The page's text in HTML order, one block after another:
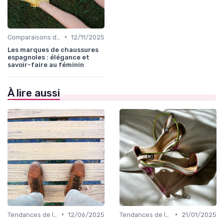
• 12/11/2025
Les marques de chaussures
espagnoles : élégance et
savoir-faire au féminin
À lire aussi
• 12/06/2025
•
21/01/2025